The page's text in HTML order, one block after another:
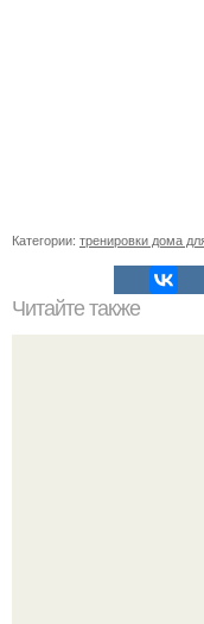
Категории: тренировки дома
Читайте также